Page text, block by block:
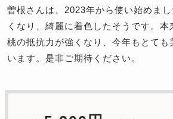
曽根さんは、2023年から使い始めま
くなり、綺麗に着色したそうです。本
桃の抵抗力が強くなり、今年もとても
います。是非ご期待ください。